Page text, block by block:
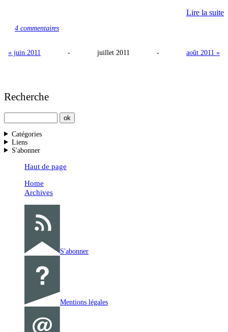
Lire la suite
4 commentaires
« juin 2011 - juillet 2011 - août 2011 »
Recherche
Catégories
Liens
S'abonner
Haut de page
Home
Archives
S'abonner
Mentions légales